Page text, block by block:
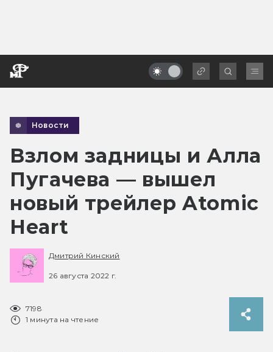
Новости
Взлом задницы и Алла
Пугачева — вышел
новый трейлер Atomic
Heart
Дмитрий Кинский
26 августа 2022 г.
7198
1 минута на чтение